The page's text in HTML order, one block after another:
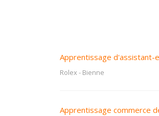
Apprentissage d'assistant-
Rolex - Bienne
Apprentissage commerce